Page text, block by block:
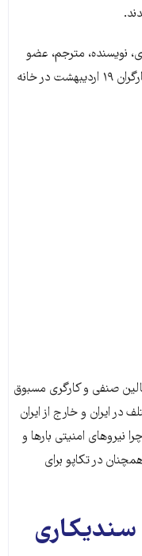
نویسنده، مترجم، عضو
کانون نویسندگان ایران و مدافع دیگر حقوق کارگران ۱۹ اردیبهشت در خانه
صنفی و کارگری مسبوق
ایران و خارج از ایران
امنیتی بارها و
در تکاپو برای